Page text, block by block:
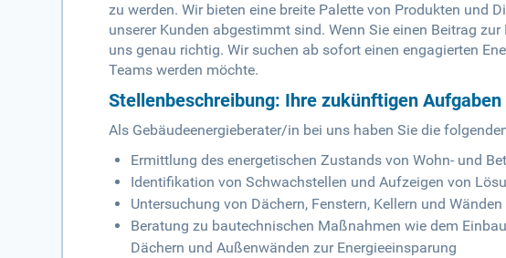
zu werden. Wir bieten eine breite Palette von Produkten und
unserer Kunden abgestimmt sind. Wenn Sie einen Beitrag
uns genau richtig. Wir suchen ab sofort einen engagierten
Teams werden möchte.
Stellenbeschreibung: Ihre zukünftigen Aufgaben
Als Gebäudeenergieberater/in bei uns haben Sie die
Ermittlung des energetischen Zustands von Wohn- und
Identifikation von Schwachstellen und Aufzeigen von
Untersuchung von Dächern, Fenstern, Kellern und
Beratung zu bautechnischen Maßnahmen wie dem
Dächern und Außenwänden zur Energieeinsparung